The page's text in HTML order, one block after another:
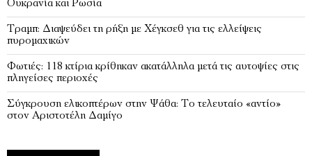
Ουκρανία και Ρωσία
Τραμπ: Διαψεύδει τη ρήξη με Χέγκσεθ για τις ελλείψεις
πυρομαχικών
Φωτιές: 118 κτίρια κρίθηκαν ακατάλληλα μετά τις αυτοψίες στις
πληγείσες περιοχές
Σύγκρουση ελικοπτέρων στην Ψάθα: Tο τελευταίο «αντίο»
στον Αριστοτέλη Δαμίγο